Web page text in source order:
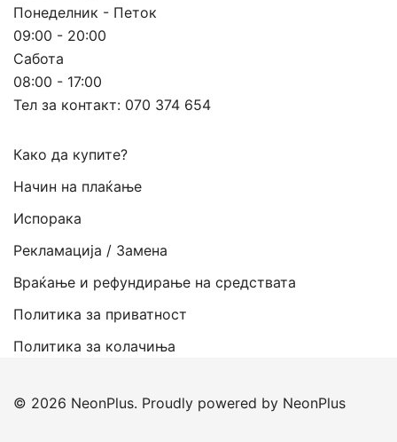
Понеделник - Петок
09:00 - 20:00
Сабота
08:00 - 17:00
Тел за контакт: 070 374 654
Како да купите?
Начин на плаќање
Испорака
Рекламација / Замена
Враќање и рефундирање на средствата
Политика за приватност
Политика за колачиња
© 2026 NeonPlus. Proudly powered by NeonPlus